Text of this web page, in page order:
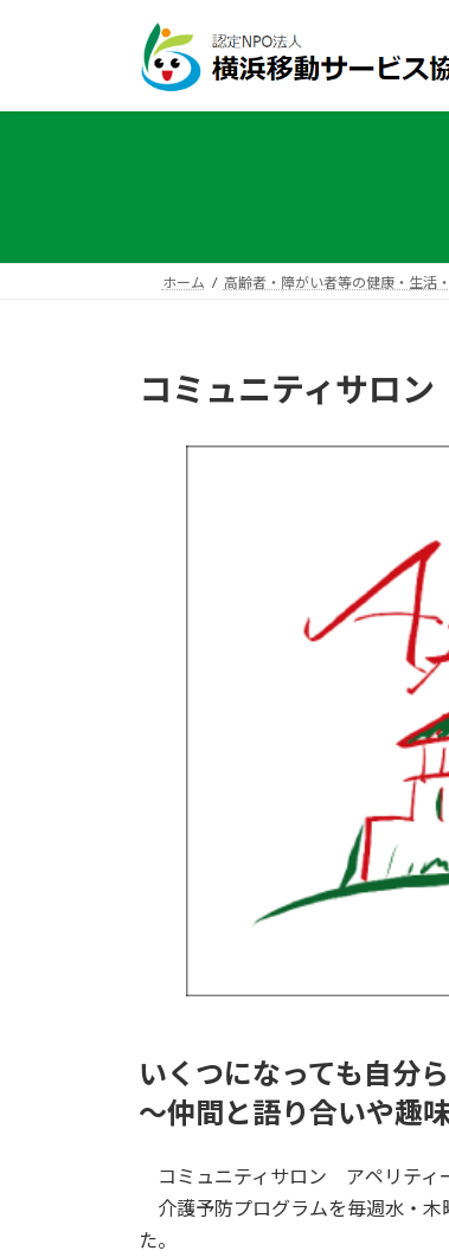
プ
動
ホーム 高齢者・障がい者等の健康・生活
コミュニティサロ
いくつになっても自分
～仲間と語り合いや趣
コミュニティサロン アペリティ
介護予防プログラムを毎週水・木
た。